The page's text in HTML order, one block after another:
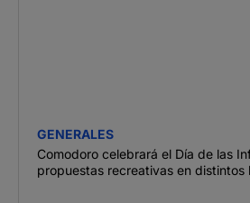
GENERALES
Comodoro celebrará el Día de las
propuestas recreativas en distintos